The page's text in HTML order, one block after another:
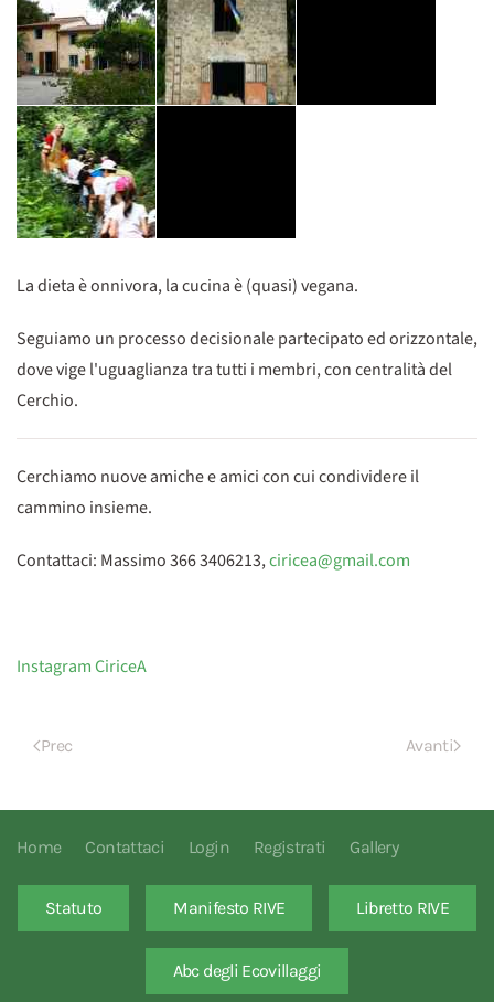
La dieta è onnivora, la cucina è (quasi) vegana.
Seguiamo un processo decisionale partecipato ed orizzontale,
dove vige l'uguaglianza tra tutti i membri, con centralità del
Cerchio.
Cerchiamo nuove amiche e amici con cui condividere il
cammino insieme.
Contattaci: Massimo 366 3406213,ciricea@gmail.com
Instagram CiriceA
Prec Avanti
Home Contattaci Login Registrati Gallery
Statuto Manifesto RIVE Libretto RIVE
Abc degli Ecovillaggi